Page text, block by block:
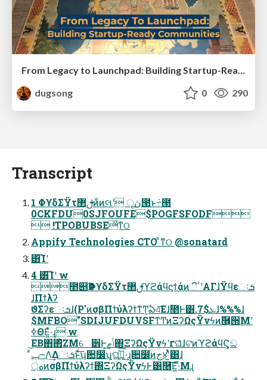
dugsong
0 290
Transcript
1 ΦϒδΣΫτࢦ޲ͷͦͷલʹ ڽू౓ͱ݁߹౓
0CKFDU0SJFOUFE$POGFSFODF
 !TPOBUBSEͦͳଠ
Appify Technologies CTO ͦͳଠ @sonatard
͸͡Ίʹ
4 ͸͡Ίʹ w
೥୅Ҏ߱ΦϒδΣΫτࢦ޲ϓϩάϥϛϯάͷීٴʹΑΓɺΫϥεઃܭ
ɺΠϯλʔ
ϑΣʔεઃܭɺ(P'ͷσβΠϯύλʔϯͳͲ͕ఏএ͞Εɺۙ೥Ͱ͸.7$ܥɺ%%%ɺ
$MFBO"SDIJUFDUVSFͳͲͷΞʔΩςΫνϟͷٞ࿦͕੝Μʹ
ߦΘΕ͍ͯ·͢ɻ w
͜ΕΒ΋΋ͪΖΜେ੾Ͱ͕͢ݴޠ΍ΞʔΩςΫνϟʹґଘͤͣɺଟ͘ͷϓϩάϥϚ͕ඞ
্هͷσβΠϯύλʔϯ΍ΞʔΩςΫνϟͰ͸ٞ࿦͞Ε͍ͯ·ͤΜɻ